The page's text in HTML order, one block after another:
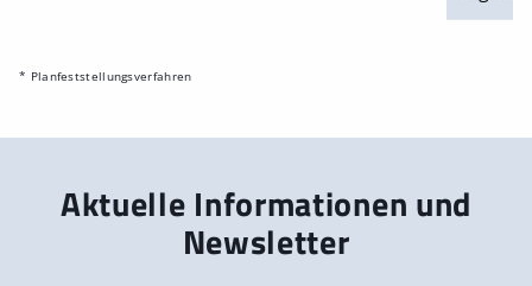
* Planfeststellungsverfahren
Aktuelle Informationen und
Newsletter